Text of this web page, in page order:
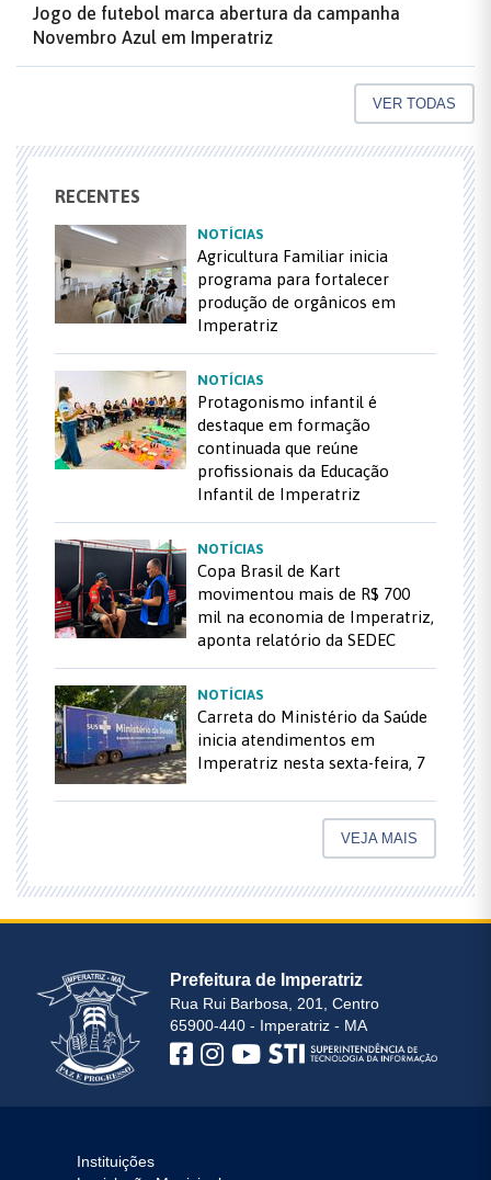
Jogo de futebol marca abertura da campanha
Novembro Azul em Imperatriz
VER TODAS
RECENTES
NOTÍCIAS
Agricultura Familiar inicia
programa para fortalecer
produção de orgânicos em
Imperatriz
NOTÍCIAS
Protagonismo infantil é
destaque em formação
continuada que reúne
profissionais da Educação
Infantil de Imperatriz
NOTÍCIAS
Copa Brasil de Kart
movimentou mais de R$ 700
mil na economia de Imperatriz,
aponta relatório da SEDEC
NOTÍCIAS
Carreta do Ministério da Saúde
inicia atendimentos em
Imperatriz nesta sexta-feira, 7
VEJA MAIS
Prefeitura de Imperatriz
Rua Rui Barbosa, 201, Centro
65900-440 - Imperatriz - MA
Instituições